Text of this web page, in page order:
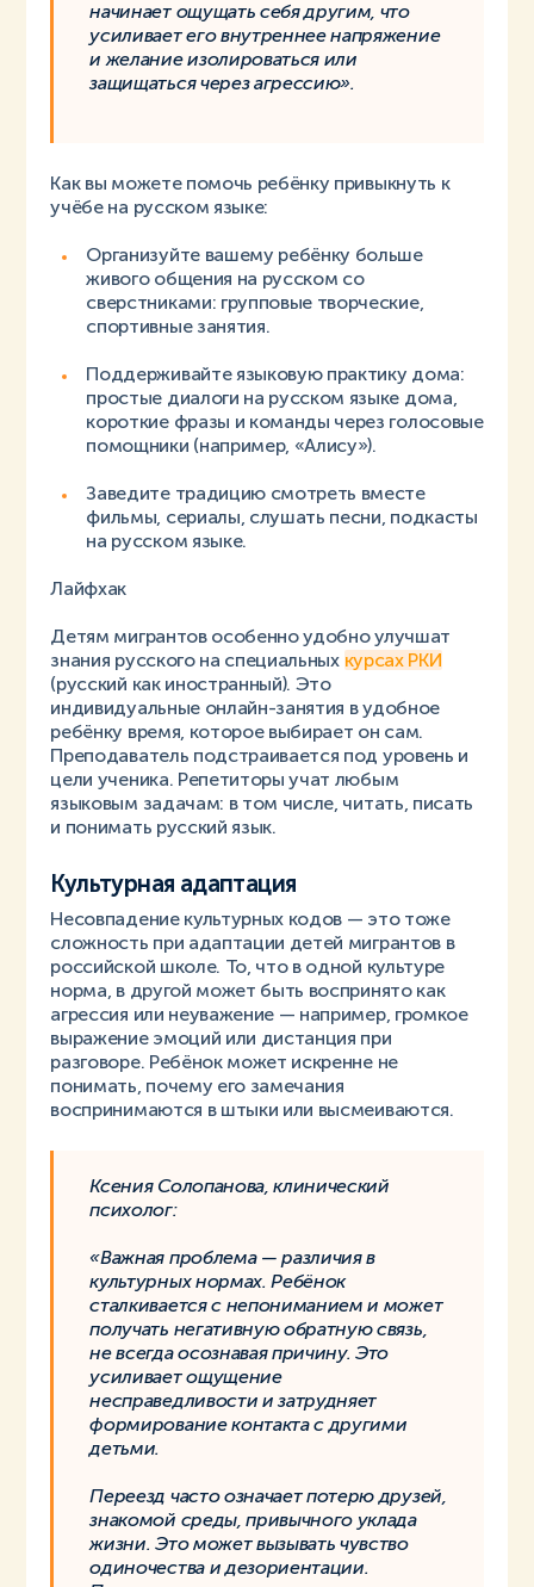
начинает ощущать себя другим, что
усиливает его внутреннее напряжение
и желание изолироваться или
защищаться через агрессию».
Как вы можете помочь ребёнку привыкнуть к
учёбе на русском языке:
Организуйте вашему ребёнку больше
живого общения на русском со
сверстниками: групповые творческие,
спортивные занятия.
Поддерживайте языковую практику дома:
простые диалоги на русском языке дома,
короткие фразы и команды через голосовые
помощники (например, «Алису»).
Заведите традицию смотреть вместе
фильмы, сериалы, слушать песни, подкасты
на русском языке.
Лайфхак
Детям мигрантов особенно удобно улучшат
знания русского на специальных курсах РКИ
(русский как иностранный). Это
индивидуальные онлайн-занятия в удобное
ребёнку время, которое выбирает он сам.
Преподаватель подстраивается под уровень и
цели ученика. Репетиторы учат любым
языковым задачам: в том числе, читать, писать
и понимать русский язык.
Культурная адаптация
Несовпадение культурных кодов — это тоже
сложность при адаптации детей мигрантов в
российской школе. То, что в одной культуре
норма, в другой может быть воспринято как
агрессия или неуважение — например, громкое
выражение эмоций или дистанция при
разговоре. Ребёнок может искренне не
понимать, почему его замечания
воспринимаются в штыки или высмеиваются.
Ксения Солопанова, клинический
психолог:
«Важная проблема — различия в
культурных нормах. Ребёнок
сталкивается с непониманием и может
получать негативную обратную связь,
не всегда осознавая причину. Это
усиливает ощущение
несправедливости и затрудняет
формирование контакта с другими
детьми.
Переезд часто означает потерю друзей,
знакомой среды, привычного уклада
жизни. Это может вызывать чувство
одиночества и дезориентации.